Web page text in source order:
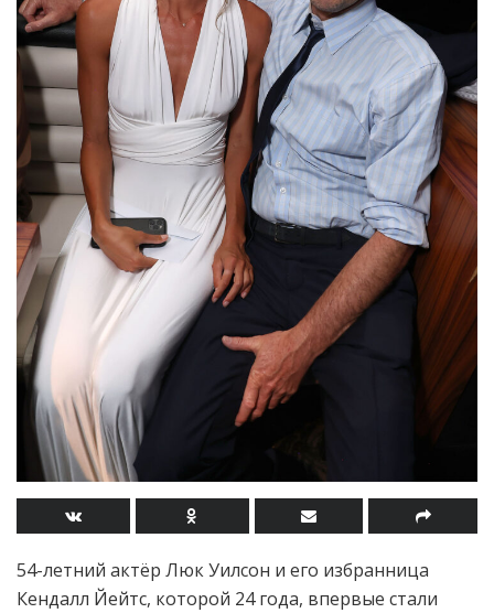
54-летний актёр Люк Уилсон и его избранница
Кендалл Йейтс, которой 24 года, впервые стали